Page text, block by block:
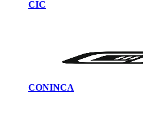
CIC
CONINCA